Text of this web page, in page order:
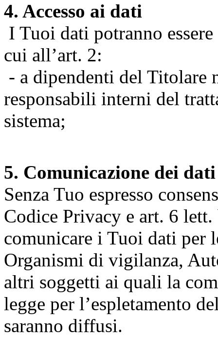
4. Accesso ai dati
I Tuoi dati potranno
cui all’art. 2:
- a dipendenti del Titolare
responsabili interni del
sistema;
5. Comunicazione dei dati
Senza Tuo espresso
Codice Privacy e art. 6
comunicare i Tuoi dati per
Organismi di vigilanza,
altri soggetti ai quali la
legge per l’espletamento
saranno diffusi.